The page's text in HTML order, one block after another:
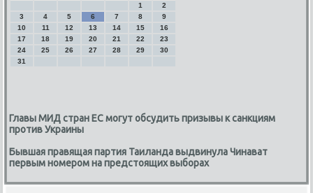
1
2
3
4 5 6 7 8
9
10
11 12 13 14 15
16
17
18 19 20 21 22
23
24
25 26 27 28 29
30
31
Главы МИД стран ЕС могут обсудить призывы к санкциям
против Украины
Бывшая правящая партия Таиланда выдвинула Чинават
первым номером на предстоящих выборах